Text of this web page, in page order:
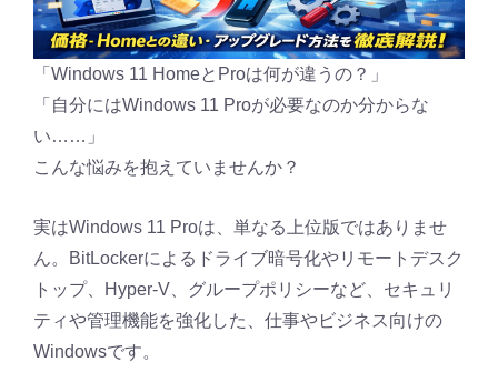
「Windows 11 HomeとProは何が違うの？」
「自分にはWindows 11 Proが必要なのか分からな
い……」
こんな悩みを抱えていませんか？
実はWindows 11 Proは、単なる上位版ではありませ
ん。BitLockerによるドライブ暗号化やリモートデスク
トップ、Hyper-V、グループポリシーなど、セキュリ
ティや管理機能を強化した、仕事やビジネス向けの
Windowsです。